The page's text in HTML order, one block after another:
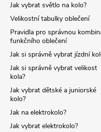
Jak vybrat světlo na kolo?
Velikostní tabulky oblečení
Pravidla pro správnou
funkčního oblečení
Jak si správně vybrat jízdní
Jak si správně vybrat velikost
kola?
Jak vybrat dětské a juniorské
kolo?
Jak na elektrokolo?
Jak vybrat elektrokolo?